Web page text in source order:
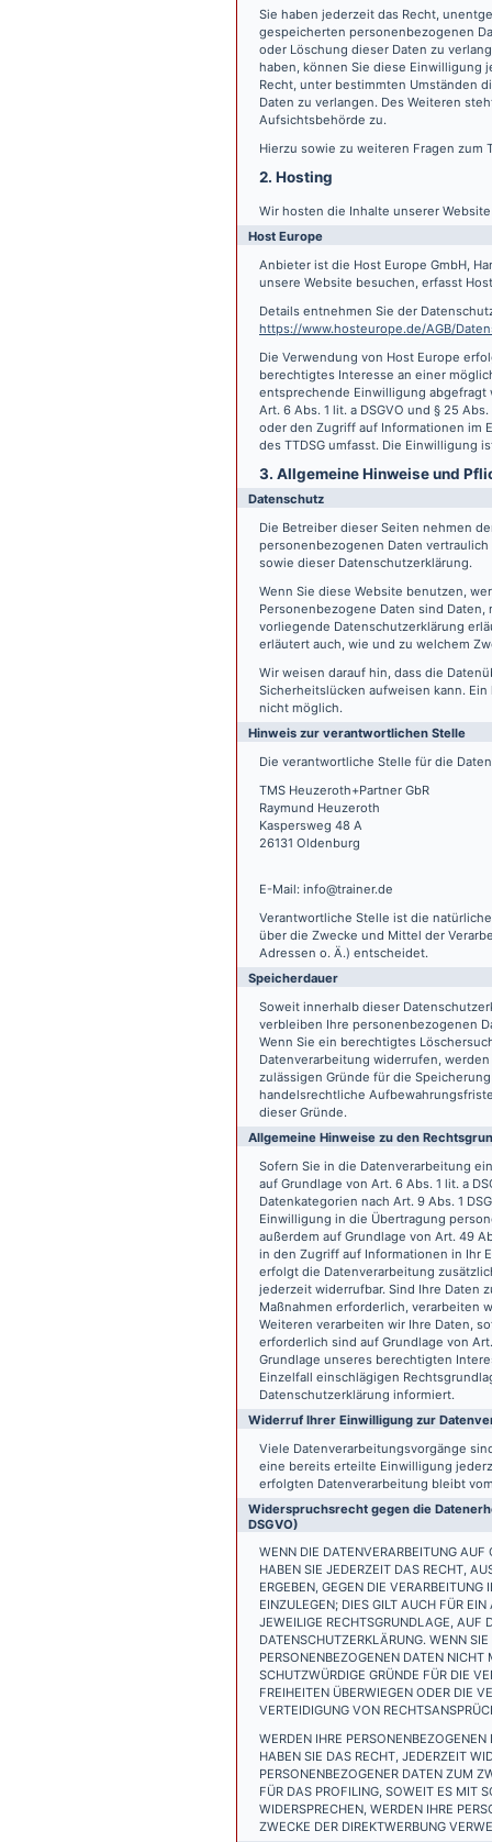
Sie haben jederzeit das Recht,
gespeicherten personenbezogenen
oder Löschung dieser Daten zu
haben, können Sie diese Einwilligung
Recht, unter bestimmten Umständen
Daten zu verlangen. Des Weiteren
Aufsichtsbehörde zu.
Hierzu sowie zu weiteren Fragen zum
2. Hosting
Wir hosten die Inhalte unserer
Host Europe
Anbieter ist die Host Europe GmbH,
unsere Website besuchen, erfasst
Details entnehmen Sie der
https://www.hosteurope.de/AGB/
Die Verwendung von Host Europe
berechtigtes Interesse an einer
entsprechende Einwilligung abgefragt
Art. 6 Abs. 1 lit. a DSGVO und § 25
oder den Zugriff auf Informationen im
des TTDSG umfasst. Die Einwilligung
3. Allgemeine Hinweise und
Datenschutz
Die Betreiber dieser Seiten nehmen
personenbezogenen Daten
sowie dieser Datenschutzerklärung.
Wenn Sie diese Website benutzen,
Personenbezogene Daten sind
vorliegende Datenschutzerklärung
erläutert auch, wie und zu welchem
Wir weisen darauf hin, dass die
Sicherheitslücken aufweisen kann.
nicht möglich.
Hinweis zur verantwortlichen Stelle
Die verantwortliche Stelle für die
TMS Heuzeroth+Partner GbR
Raymund Heuzeroth
Kaspersweg 48 A
26131 Oldenburg
E-Mail: info@trainer.de
Verantwortliche Stelle ist die
über die Zwecke und Mittel der
Adressen o. Ä.) entscheidet.
Speicherdauer
Soweit innerhalb dieser
verbleiben Ihre personenbezogenen
Wenn Sie ein berechtigtes
Datenverarbeitung widerrufen,
zulässigen Gründe für die
handelsrechtliche
dieser Gründe.
Allgemeine Hinweise zu den
Sofern Sie in die Datenverarbeitung
auf Grundlage von Art. 6 Abs. 1 lit. a
Datenkategorien nach Art. 9 Abs. 1
Einwilligung in die Übertragung
außerdem auf Grundlage von Art. 49
in den Zugriff auf Informationen in Ihr
erfolgt die Datenverarbeitung
jederzeit widerrufbar. Sind Ihre Daten
Maßnahmen erforderlich, verarbeiten
Weiteren verarbeiten wir Ihre Daten,
erforderlich sind auf Grundlage von
Grundlage unseres berechtigten
Einzelfall einschlägigen
Datenschutzerklärung informiert.
Widerruf Ihrer Einwilligung zur
Viele Datenverarbeitungsvorgänge
eine bereits erteilte Einwilligung
erfolgten Datenverarbeitung bleibt
Widerspruchsrecht gegen die
DSGVO)
WENN DIE DATENVERARBEITUNG
HABEN SIE JEDERZEIT DAS RECHT,
ERGEBEN, GEGEN DIE
EINZULEGEN; DIES GILT AUCH FÜR
JEWEILIGE RECHTSGRUNDLAGE, AUF
DATENSCHUTZERKLÄRUNG. WENN
PERSONENBEZOGENEN DATEN
SCHUTZWÜRDIGE GRÜNDE FÜR DIE
FREIHEITEN ÜBERWIEGEN ODER DIE
VERTEIDIGUNG VON
WERDEN IHRE
HABEN SIE DAS RECHT, JEDERZEIT
PERSONENBEZOGENER DATEN ZUM
FÜR DAS PROFILING, SOWEIT ES MIT
WIDERSPRECHEN, WERDEN IHRE
ZWECKE DER DIREKTWERBUNG